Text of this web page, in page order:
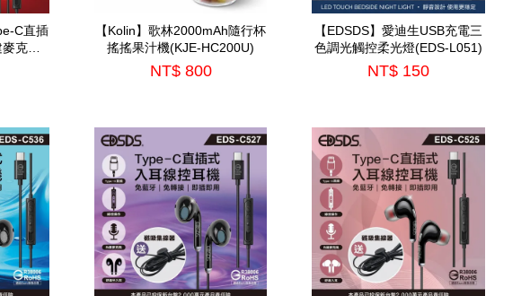
C直插
克風
【Kolin】歌林2000mAh隨行杯
搖搖果汁機(KJE-HC200U)
NT$ 800
【EDSDS】愛迪生USB充電三
色調光觸控柔光燈(EDS-L051)
NT$ 150